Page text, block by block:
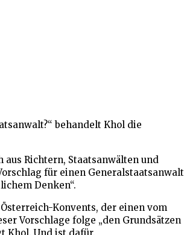
behandelt Khol die
Richtern, Staatsanwälten und
für einen Generalstaatsanwalt
Denken“.
Konvents, der einen vom
Vorschlage folge „den Grundsätzen